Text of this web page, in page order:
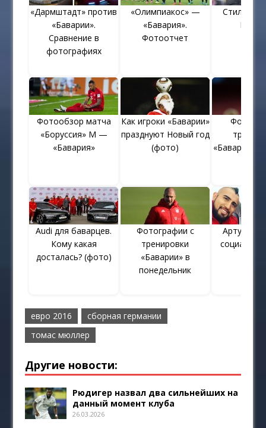
«Дармштадт» против
«Баварии».
Сравнение в
фотографиях
«Олимпиакос» —
«Бавария».
Фотоотчет
Стиляга
Фотообзор матча
«Боруссия» М —
«Бавария»
Как игроки «Баварии»
празднуют Новый год
(фото)
«Баварии»
Audi для баварцев.
Кому какая
досталась? (фото)
Фотографии с
тренировки
«Баварии» в
понедельник
Артуро
евро 2016
сборная германии
томас мюллер
Другие новости:
Рюдигер назвал два сильнейших на
данный момент клуба
26.03.2026